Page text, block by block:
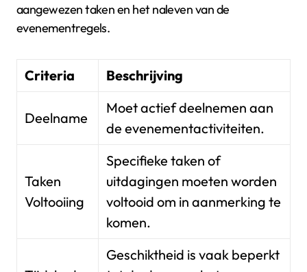
aangewezen taken en het naleven van de
evenementregels.
Criteria Beschrijving
Deelname
Moet actief deelnemen aan
de evenementactiviteiten.
Taken
Voltooiing
Specifieke taken of
uitdagingen moeten worden
voltooid om in aanmerking te
komen.
Geschiktheid is vaak beperkt